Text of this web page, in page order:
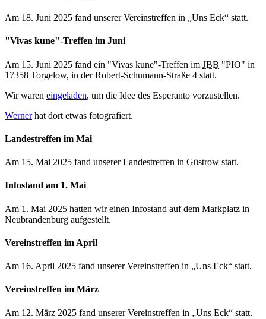
Am 18. Juni 2025 fand unserer Vereinstreffen in „Uns Eck“ statt.
"Vivas kune"-Treffen im Juni
Am 15. Juni 2025 fand ein "Vivas kune"-Treffen im JBB "PIO" in
17358 Torgelow, in der Robert-Schumann-Straße 4 statt.
Wir waren eingeladen, um die Idee des Esperanto vorzustellen.
Wernerhat dort etwas fotografiert.
Landestreffen im Mai
Am 15. Mai 2025 fand unserer Landestreffen in Güstrow statt.
Infostand am 1. Mai
Am 1. Mai 2025 hatten wir einen Infostand auf dem Markplatz in
Neubrandenburg aufgestellt.
Vereinstreffen im April
Am 16. April 2025 fand unserer Vereinstreffen in „Uns Eck“ statt.
Vereinstreffen im März
Am 12. März 2025 fand unserer Vereinstreffen in „Uns Eck“ statt.